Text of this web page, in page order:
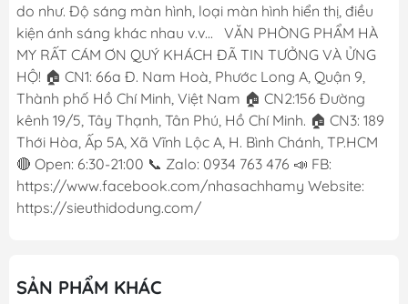
do như. Độ sáng màn hình, loại màn hình hiển thị, điều
kiện ánh sáng khác nhau v.v... VĂN PHÒNG PHẨM HÀ
MY RẤT CÁM ƠN QUÝ KHÁCH ĐÃ TIN TƯỞNG VÀ ỬNG
HỘ! 🏠 CN1: 66a Đ. Nam Hoà, Phước Long A, Quận 9,
Thành phố Hồ Chí Minh, Việt Nam 🏠 CN2:156 Đường
kênh 19/5, Tây Thạnh, Tân Phú, Hồ Chí Minh. 🏠 CN3: 189
Thới Hòa, Ấp 5A, Xã Vĩnh Lộc A, H. Bình Chánh, TP.HCM
🔴 Open: 6:30-21:00 📞 Zalo: 0934 763 476 📣 FB:
https://www.facebook.com/nhasachhamy Website:
https://sieuthidodung.com/
SẢN PHẨM KHÁC